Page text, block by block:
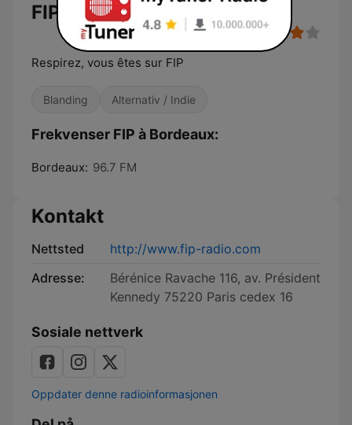
FIP à Bordeaux
Respirez, vous êtes sur FIP
Blanding Alternativ / Indie
Frekvenser FIP à Bordeaux:
Bordeaux: 96.7 FM
Kontakt
Nettsted
http://www.fip-radio.com
Adresse:
Bérénice Ravache 116, av. Président
Kennedy 75220 Paris cedex 16
Sosiale nettverk
Oppdater denne radioinformasjonen